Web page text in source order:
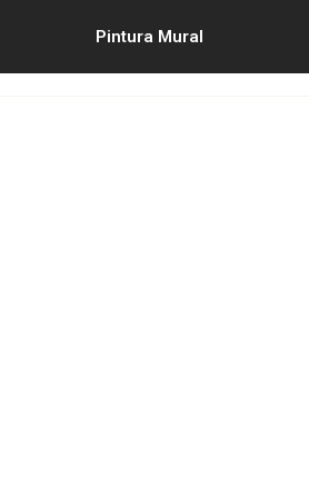
Pintura Mural